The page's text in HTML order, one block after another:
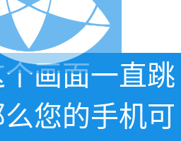
画面一直跳
您的手机可